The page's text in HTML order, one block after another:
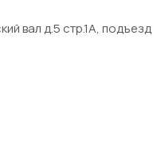
вал д.5 стр.1А, подъезд